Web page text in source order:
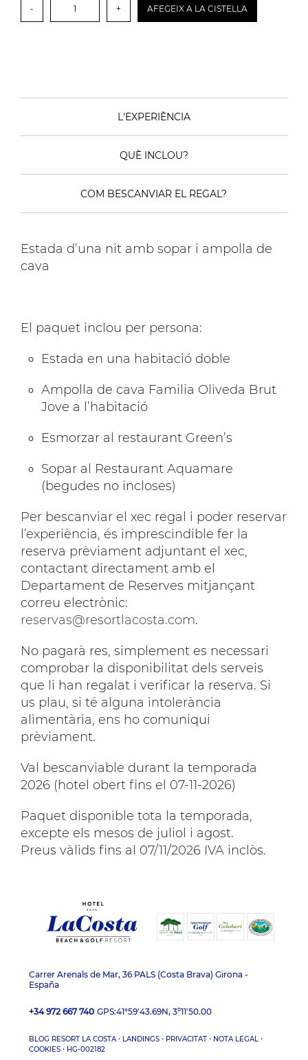
-
Nit
+ AFEGEIX A LA CISTELLA
L'EXPERIÈNCIA
QUÈ INCLOU?
COM BESCANVIAR EL REGAL?
Estada d’una nit amb sopar i ampolla de
cava
El paquet inclou per persona:
Estada en una habitació doble
Ampolla de cava Familia Oliveda Brut
Jove a l’habitació
Esmorzar al restaurant Green’s
Sopar al Restaurant Aquamare
(begudes no incloses)
Per bescanviar el xec regal i poder reservar
l’experiència, és imprescindible fer la
reserva prèviament adjuntant el xec,
contactant directament amb el
Departament de Reserves mitjançant
correu electrònic:
reservas@resortlacosta.com.
No pagarà res, simplement es necessari
comprobar la disponibilitat dels serveis
que li han regalat i verificar la reserva. Si
us plau, si té alguna intolerància
alimentària, ens ho comuniqui
prèviament.
Val bescanviable durant la temporada
2026 (hotel obert fins el 07-11-2026)
Paquet disponible tota la temporada,
excepte els mesos de juliol i agost.
Preus vàlids fins al 07/11/2026 IVA inclòs.
Carrer Arenals de Mar, 36 PALS (Costa Brava) Girona -
España
+34 972 667 740 GPS:41°59'43.69N, 3º11'50.00
BLOG RESORT LA COSTA· LANDINGS · PRIVACITAT · NOTA LEGAL ·
COOKIES · HG-002182